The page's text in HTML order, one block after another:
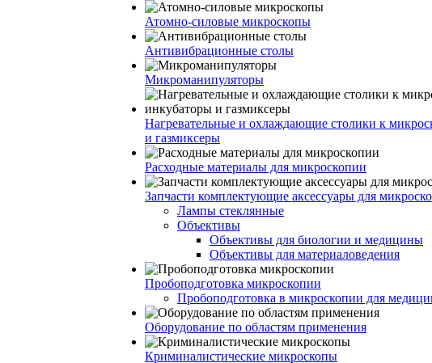
Атомно-силовые микроскопы
Антивибрационные столы
Микроманипуляторы
Нагревательные и охлаждающие столики к
и газмиксеры
Расходные материалы для микроскопии
Запчасти комплектующие аксессуары для
Лампы стеклянные
Объективы
Объективы для биологии и медицины
Объективы для материаловедения
Пробоподготовка микроскопии
Пробоподготовка в микроскопии для
Оборудование по областям применения
Криминалистические микроскопы